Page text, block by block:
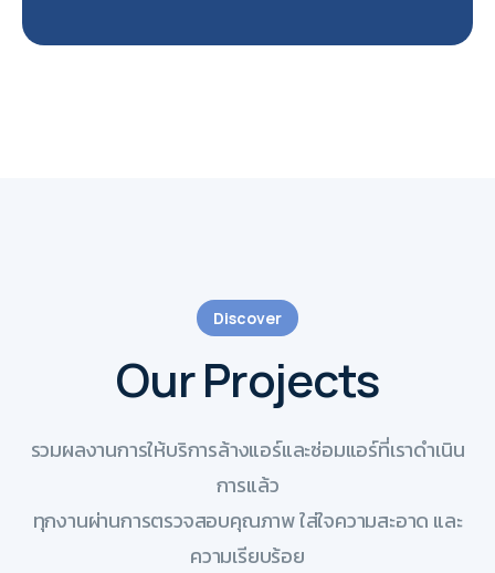
Discover
Our Projects
รวมผลงานการให้บริการล้างแอร์และซ่อมแอร์ที่เราดำเนิน
การแล้ว
ทุกงานผ่านการตรวจสอบคุณภาพ ใส่ใจความสะอาด และ
ความเรียบร้อย